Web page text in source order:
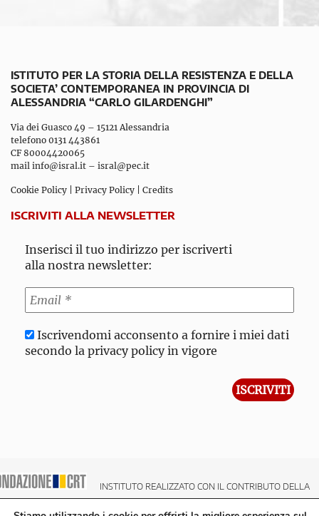
ISTITUTO PER LA STORIA DELLA RESISTENZA E DELLA
SOCIETA’ CONTEMPORANEA IN PROVINCIA DI
ALESSANDRIA “CARLO GILARDENGHI”
Via dei Guasco 49 – 15121 Alessandria
telefono 0131 443861
CF 80004420065
mail info@isral.it – isral@pec.it
Cookie Policy Privacy Policy Credits
ISCRIVITI ALLA NEWSLETTER
Inserisci il tuo indirizzo per iscriverti
alla nostra newsletter:
Iscrivendomi acconsento a fornire i miei dati
secondo la privacy policy in vigore
INSTITUTO REALIZZATO CON IL CONTRIBUTO DELLA